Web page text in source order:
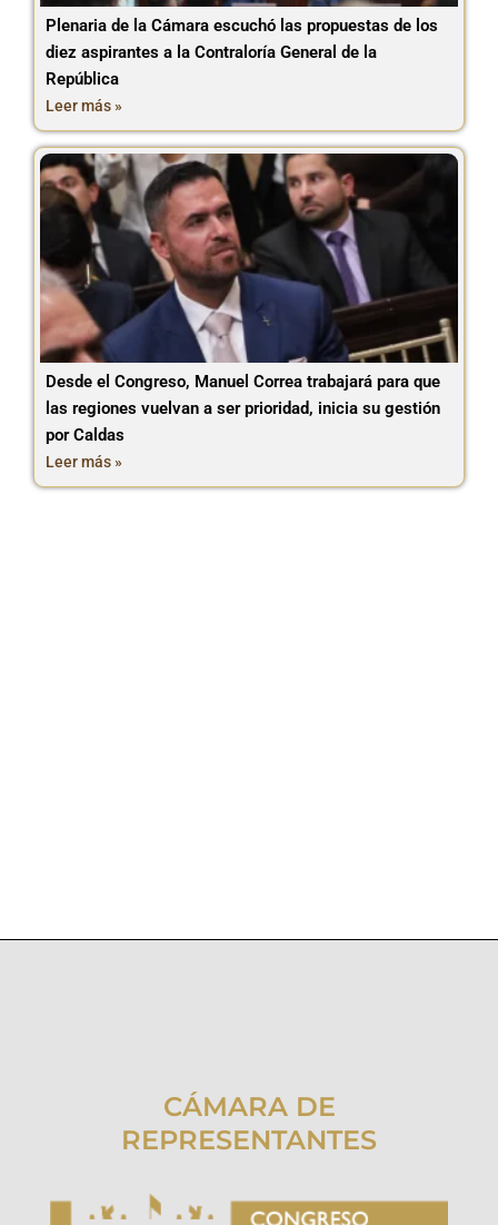
Plenaria de la Cámara escuchó las propuestas de los
diez aspirantes a la Contraloría General de la
República
Leer más »
Desde el Congreso, Manuel Correa trabajará para que
las regiones vuelvan a ser prioridad, inicia su gestión
por Caldas
Leer más »
CÁMARA DE
REPRESENTANTES